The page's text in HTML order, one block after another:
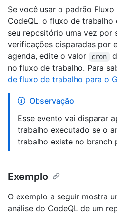
Se você usar o padrão
CodeQL, o fluxo de trabalho
seu repositório uma vez por
verificações disparadas por
agenda, edite o valor
cron
no fluxo de trabalho. Para
de fluxo de trabalho para o
Observação
Esse evento vai disparar
trabalho executado se o
trabalho existe no branch
Exemplo
O exemplo a seguir mostra
análise do CodeQL de um